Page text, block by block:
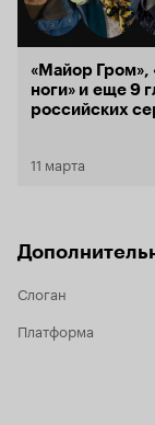
его любителям
«Майор Гром»,
ноги» и еще 9
российских
11 марта
Слоган
Платформа